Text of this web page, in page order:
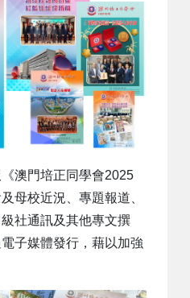
澳門培正同學會2025
母校近況、專題報道、
社通訊及其他專文撰
子媒體發行，藉以加強